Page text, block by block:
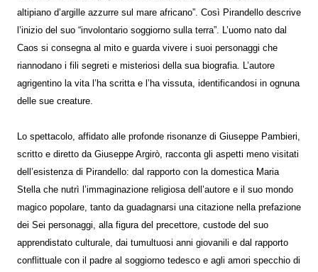
altipiano d’argille azzurre sul mare africano”. Così Pirandello descrive
l’inizio del suo “involontario soggiorno sulla terra”. L’uomo nato dal
Caos si consegna al mito e guarda vivere i suoi personaggi che
riannodano i fili segreti e misteriosi della sua biografia. L’autore
agrigentino la vita l’ha scritta e l’ha vissuta, identificandosi in ognuna
delle sue creature.
Lo spettacolo, affidato alle profonde risonanze di Giuseppe Pambieri,
scritto e diretto da Giuseppe Argirò, racconta gli aspetti meno visitati
dell’esistenza di Pirandello: dal rapporto con la domestica Maria
Stella che nutrì l’immaginazione religiosa dell’autore e il suo mondo
magico popolare, tanto da guadagnarsi una citazione nella prefazione
dei Sei personaggi, alla figura del precettore, custode del suo
apprendistato culturale, dai tumultuosi anni giovanili e dal rapporto
conflittuale con il padre al soggiorno tedesco e agli amori specchio di